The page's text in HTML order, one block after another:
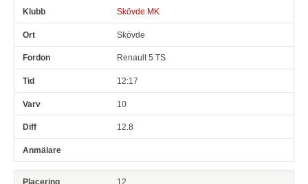
Skövde MK
Skövde
Renault 5 TS
12:17
10
12.8
12